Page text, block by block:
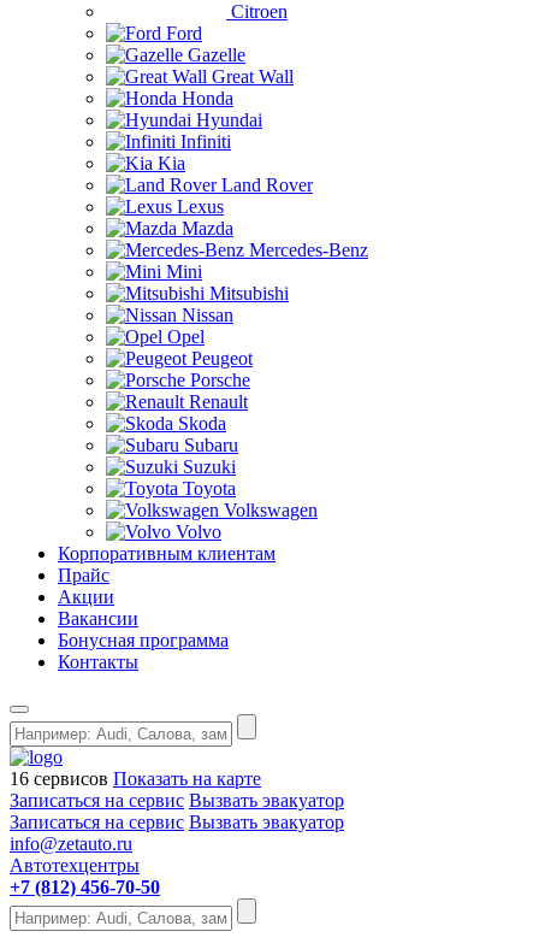
Citroen
Ford
Gazelle
Great Wall
Honda
Hyundai
Infiniti
Kia
Land Rover
Lexus
Mazda
Mercedes-Benz
Mini
Mitsubishi
Nissan
Opel
Peugeot
Porsche
Renault
Skoda
Subaru
Suzuki
Toyota
Volkswagen
Volvo
Корпоративным клиентам
Прайс
Акции
Вакансии
Бонусная программа
Контакты
16 сервисов Показать на карте
Записаться на сервис Вызвать эвакуатор
Записаться на сервис Вызвать эвакуатор
info@zetauto.ru
Автотехцентры
+7 (812) 456-70-50